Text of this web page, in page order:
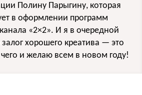
Полину Парыгину, которая
в оформлении программ
«2×2». И я в очередной
залог хорошего креатива — это
и желаю всем в новом году!